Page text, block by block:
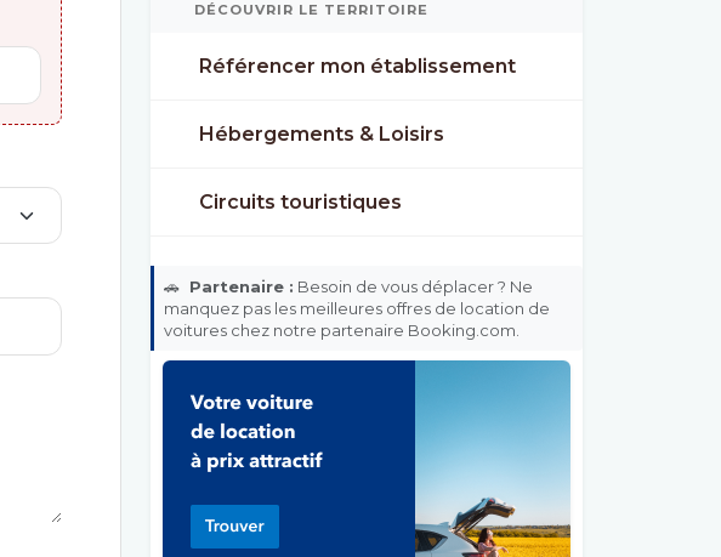
DÉCOUVRIR LE TERRITOIRE
Référencer mon établissement
Hébergements & Loisirs
Circuits touristiques
🚗 Partenaire : Besoin de vous déplacer ? Ne
manquez pas les meilleures offres de location de
voitures chez notre partenaire Booking.com.